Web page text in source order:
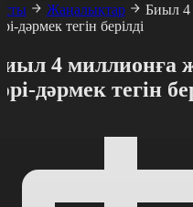
Жаңалықтар
Биыл 4
дәрмек тегін берілді
4 миллионға
дәрмек тегін